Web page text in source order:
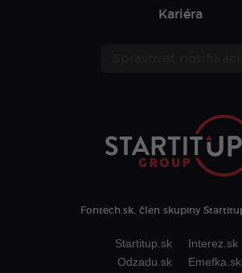
Kariéra
Fontech.sk, člen skupiny
Startitup.sk
Odzadu.sk
Interez.sk
Emefka.sk